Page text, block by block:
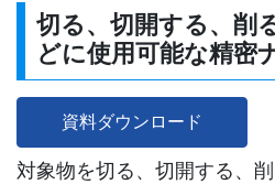
切る、切開する、削
どに使用可能な精密
資料ダウンロード
対象物を切る、切開する、